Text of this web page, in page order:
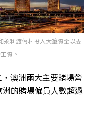
永利渡假村投入大筆資金以支
資。
澳洲兩大主要賭場營
的賭場僱員人數超過